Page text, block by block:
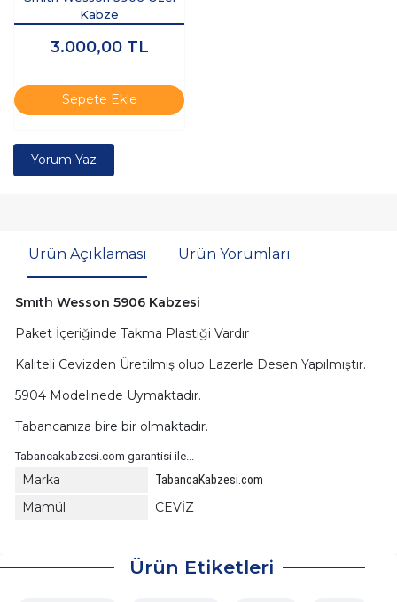
Kabze
3.000,00 TL
Sepete Ekle
Yorum Yaz
Ürün Açıklaması Ürün Yorumları
Smıth Wesson 5906 Kabzesi
Paket İçeriğinde Takma Plastiği Vardır
Kaliteli Cevizden Üretilmiş olup Lazerle Desen Yapılmıştır.
5904 Modelinede Uymaktadır.
Tabancanıza bire bir olmaktadır.
Tabancakabzesi.com garantisi ile...
Marka TabancaKabzesi.com
Mamül CEVİZ
Ürün Etiketleri